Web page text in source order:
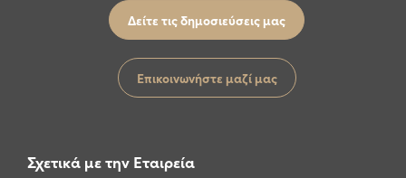
Δείτε τις δημοσιεύσεις μας
Επικοινωνήστε μαζί μας
Σχετικά με την Εταιρεία